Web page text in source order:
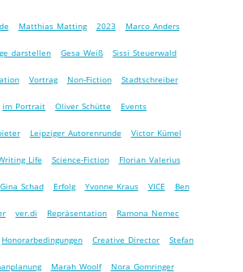
Matthias Matting 2023 Marco Anders
darstellen Gesa Weiß Sissi Steuerwald
Vortrag Non-Fiction Stadtschreiber
im Portrait Oliver Schütte Events
Leipziger Autorenrunde Victor Kümel
Life Science-Fiction Florian Valerius
Gina Schad Erfolg Yvonne Kraus VICE Ben
ver.di Repräsentation Ramona Nemec
Honorarbedingungen Creative Director Stefan
Marah Woolf Nora Gomringer